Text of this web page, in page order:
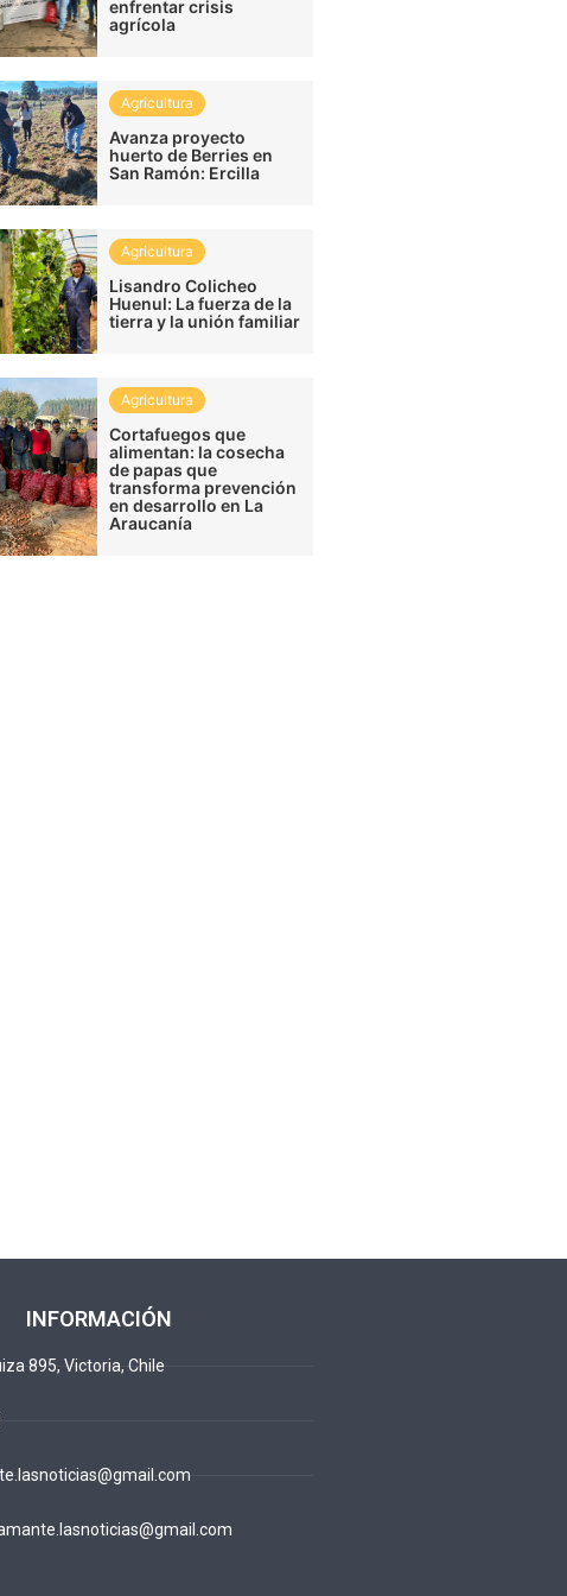
enfrentar crisis
agrícola
Agricultura
Avanza proyecto
huerto de Berries en
San Ramón: Ercilla
Agricultura
Lisandro Colicheo
Huenul: La fuerza de la
tierra y la unión familiar
Agricultura
Cortafuegos que
alimentan: la cosecha
de papas que
transforma prevención
en desarrollo en La
Araucanía
INFORMACIÓN
895, Victoria, Chile